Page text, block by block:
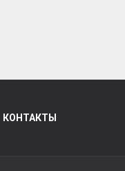
КОНТАКТЫ